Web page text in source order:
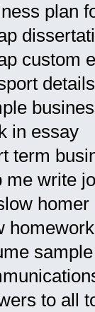
plan
custom
in essay
term
me write
homer
homework
to all